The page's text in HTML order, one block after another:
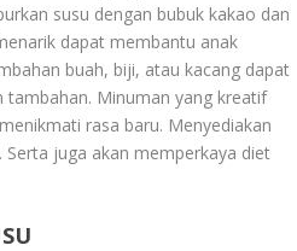
susu dengan bubuk kakao dan
dapat membantu anak
buah, biji, atau kacang dapat
tambahan. Minuman yang kreatif
rasa baru. Menyediakan
juga akan memperkaya diet